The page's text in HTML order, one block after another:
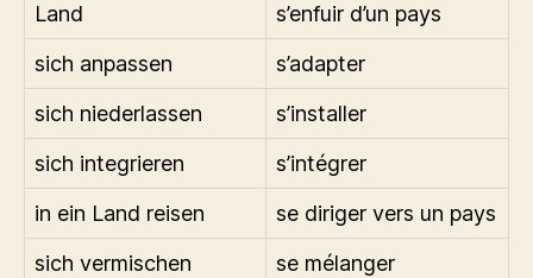
Land
s’enfuir d’un pays
sich anpassen
s’adapter
sich niederlassen
s’installer
sich integrieren
s’intégrer
in ein Land reisen
se diriger vers un pays
sich vermischen
se mélanger